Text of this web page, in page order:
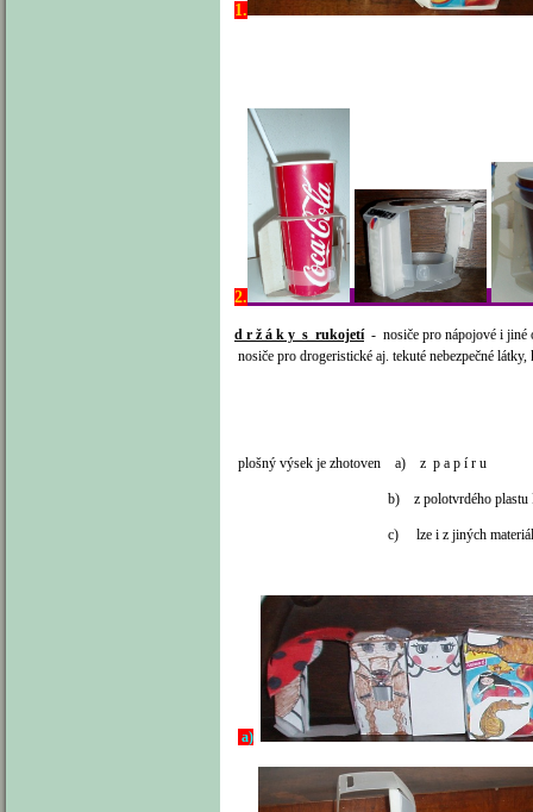
1.
2.
d r ž á k y s rukojetí- nosiče pro nápojové i jiné
nosiče pro drogeristické aj. tekuté nebezpečné
plošný výsek je zhotoven a) z p a p í r
b) z polotvrdého plastu
c) lze i z jiných materiálů,
a)